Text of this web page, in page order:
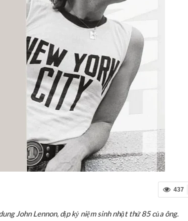
437
John Lennon, dịp kỷ niệm sinh nhật thứ 85 của ông.